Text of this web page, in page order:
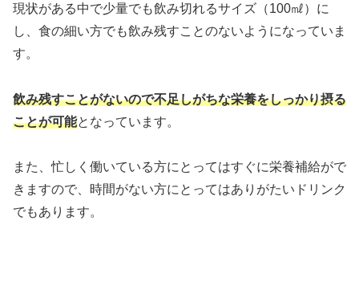
現状がある中で少量でも飲み切れるサイズ（100㎖）に
し、食の細い方でも飲み残すことのないようになっていま
す。
飲み残すことがないので不足しがちな栄養をしっかり摂る
ことが可能となっています。
また、忙しく働いている方にとってはすぐに栄養補給がで
きますので、時間がない方にとってはありがたいドリンク
でもあります。